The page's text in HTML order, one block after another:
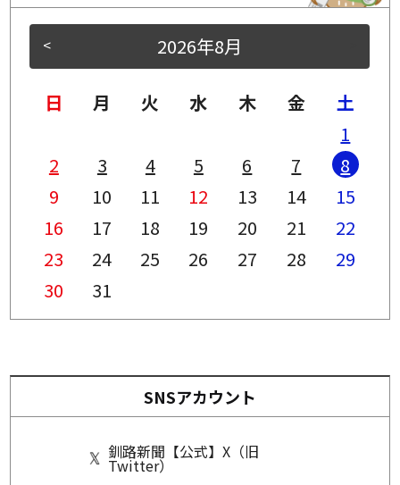
< 2026年8月
日 月 火 水 木 金
土
1
2
3 4 5 6 7
8
9
10 11 12 13 14
15
16
17 18 19 20 21
22
23
24 25 26 27 28
29
30
31
SNSアカウント
釧路新聞【公式】X（旧
Twitter）